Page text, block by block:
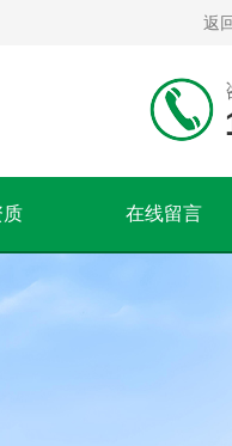
返
质 在线留言